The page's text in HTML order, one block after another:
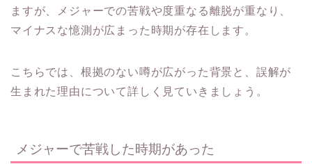
ますが、メジャーでの苦戦や度重なる離脱が重なり、
マイナスな憶測が広まった時期が存在します。
こちらでは、根拠のない噂が広がった背景と、誤解が
生まれた理由について詳しく見ていきましょう。
メジャーで苦戦した時期があった